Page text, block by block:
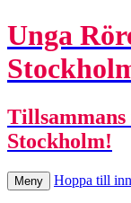
Unga
Stockholm!
Meny Hoppa till